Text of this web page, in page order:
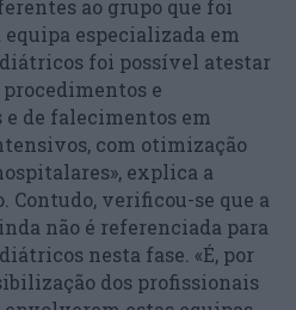
ao grupo que foi
especializada em
foi possível atestar
e
de falecimentos em
com otimização
explica a
Contudo, verificou-se que a
não é referenciada para
nesta fase. «É, por
dos profissionais